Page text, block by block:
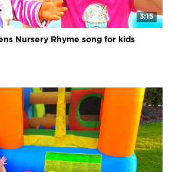
3:15
Nursery Rhyme song for kids